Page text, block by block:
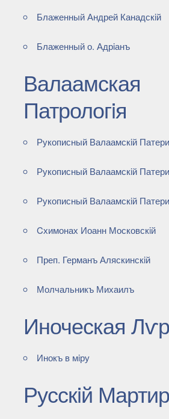
Блаженный Андрей Канадскiй
Блаженный о. Адрiанъ
Валаамская
Патрологiя
Рукописный Валаамскiй
Рукописный Валаамскiй
Рукописный Валаамскiй
Cхимонах Иоанн Московскiй
Преп. Германъ Аляскинскiй
Молчальникъ Михаилъ
Иноческая
Инокъ в мiру
Русскiй